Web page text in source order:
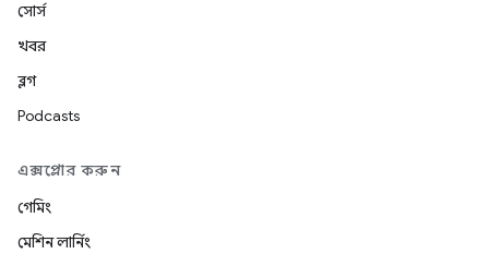
সোর্স
খবর
ব্লগ
Podcasts
এক্সপ্লোর করুন
গেমিং
মেশিন লার্নিং